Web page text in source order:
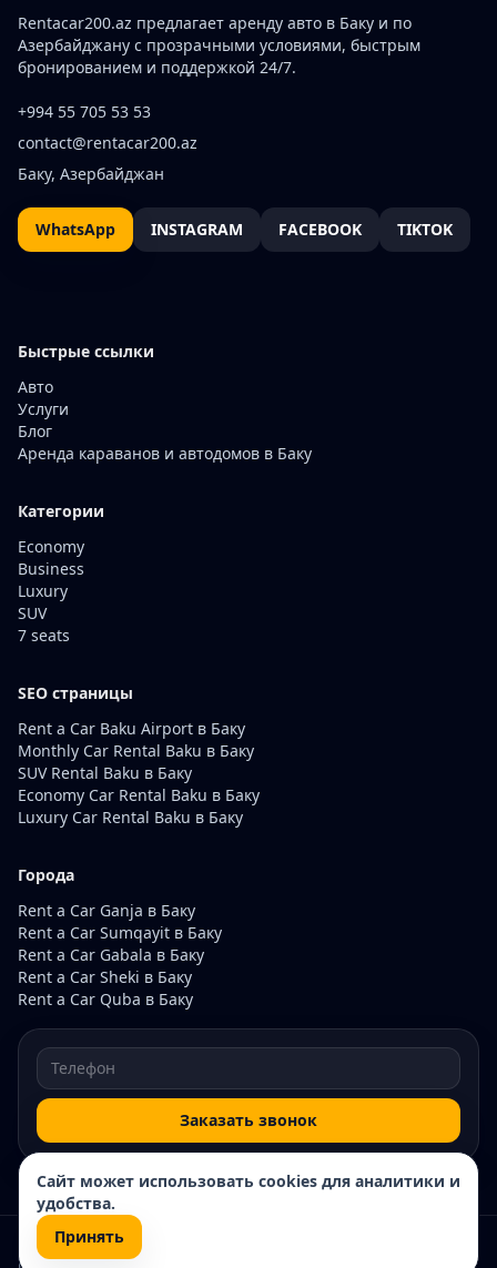
Rentacar200.az предлагает аренду авто в Баку и по
Азербайджану с прозрачными условиями, быстрым
бронированием и поддержкой 24/7.
+994 55 705 53 53
contact@rentacar200.az
Баку, Азербайджан
WhatsApp INSTAGRAM FACEBOOK TIKTOK
Быстрые ссылки
Авто
Услуги
Блог
Аренда караванов и автодомов в Баку
Категории
Economy
Business
Luxury
SUV
7 seats
SEO страницы
Rent a Car Baku Airport в Баку
Monthly Car Rental Baku в Баку
SUV Rental Baku в Баку
Economy Car Rental Baku в Баку
Luxury Car Rental Baku в Баку
Города
Rent a Car Ganja в Баку
Rent a Car Sumqayit в Баку
Rent a Car Gabala в Баку
Rent a Car Sheki в Баку
Rent a Car Quba в Баку
Заказать звонок
© 2026 Rentacar200. Все права защищены.
Сайт может использовать cookies для аналитики и
удобства.
Принять